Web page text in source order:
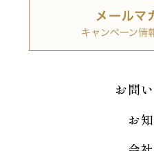
お問
お